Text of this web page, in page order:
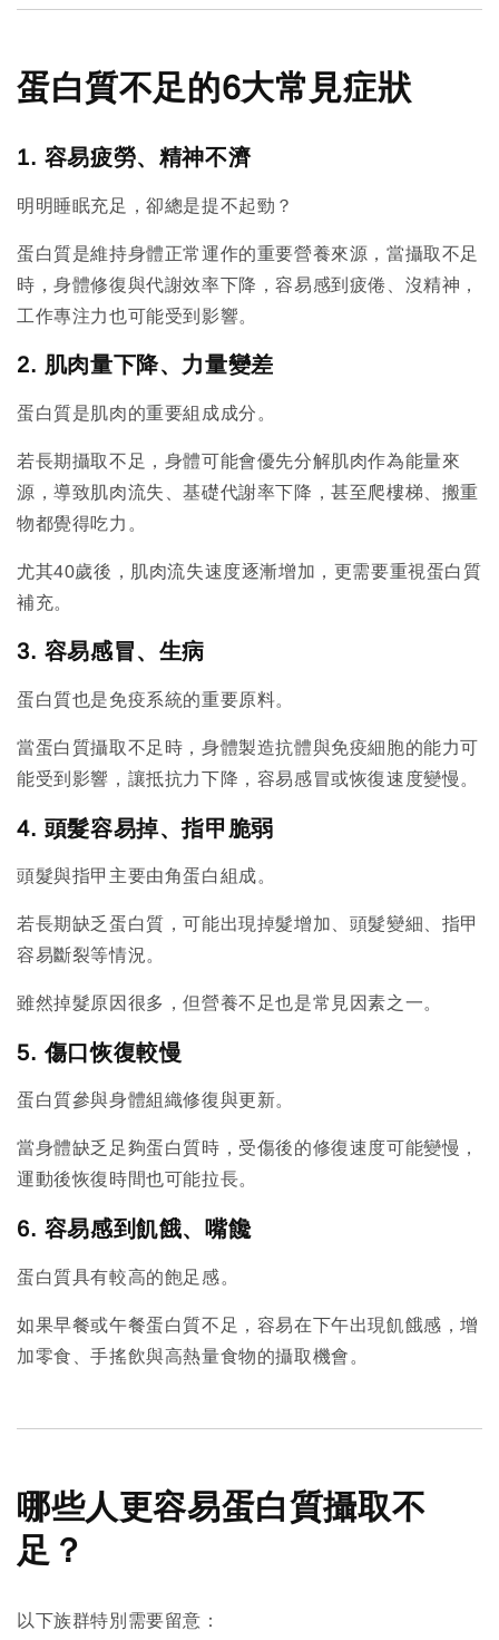
蛋白質不足的6大常見症狀
1. 容易疲勞、精神不濟
明明睡眠充足，卻總是提不起勁？
蛋白質是維持身體正常運作的重要營養來源，當攝取不足
時，身體修復與代謝效率下降，容易感到疲倦、沒精神，
工作專注力也可能受到影響。
2. 肌肉量下降、力量變差
蛋白質是肌肉的重要組成成分。
若長期攝取不足，身體可能會優先分解肌肉作為能量來
源，導致肌肉流失、基礎代謝率下降，甚至爬樓梯、搬重
物都覺得吃力。
尤其40歲後，肌肉流失速度逐漸增加，更需要重視蛋白質
補充。
3. 容易感冒、生病
蛋白質也是免疫系統的重要原料。
當蛋白質攝取不足時，身體製造抗體與免疫細胞的能力可
能受到影響，讓抵抗力下降，容易感冒或恢復速度變慢。
4. 頭髮容易掉、指甲脆弱
頭髮與指甲主要由角蛋白組成。
若長期缺乏蛋白質，可能出現掉髮增加、頭髮變細、指甲
容易斷裂等情況。
雖然掉髮原因很多，但營養不足也是常見因素之一。
5. 傷口恢復較慢
蛋白質參與身體組織修復與更新。
當身體缺乏足夠蛋白質時，受傷後的修復速度可能變慢，
運動後恢復時間也可能拉長。
6. 容易感到飢餓、嘴饞
蛋白質具有較高的飽足感。
如果早餐或午餐蛋白質不足，容易在下午出現飢餓感，增
加零食、手搖飲與高熱量食物的攝取機會。
哪些人更容易蛋白質攝取不
足？
以下族群特別需要留意：